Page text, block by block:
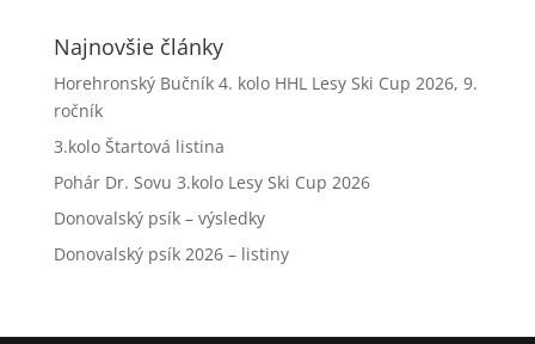
Najnovšie články
Horehronský Bučník 4. kolo HHL Lesy Ski Cup 2026, 9.
ročník
3.kolo Štartová listina
Pohár Dr. Sovu 3.kolo Lesy Ski Cup 2026
Donovalský psík – výsledky
Donovalský psík 2026 – listiny